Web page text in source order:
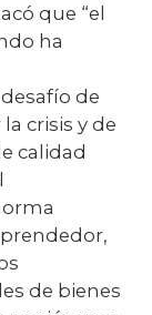
que “el
ha
de
crisis y de
calidad
de bienes